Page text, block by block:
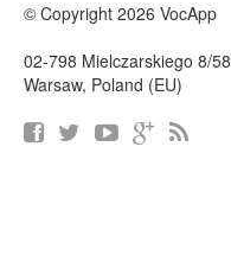
© Copyright 2026 VocApp
02-798 Mielczarskiego 8/58
Warsaw, Poland (EU)